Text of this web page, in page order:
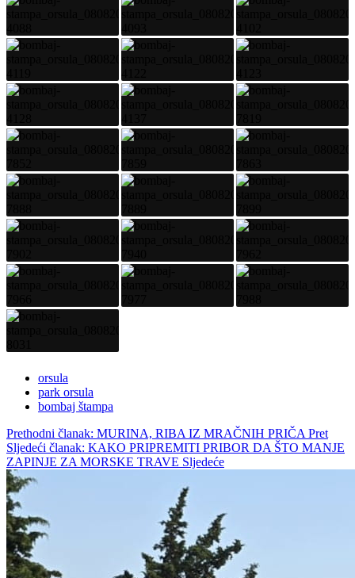
orsula
park orsula
bombaj štampa
Prethodni članak: MURINA, RIBA IZ MRAČNIH PRIČA Pret
Sljedeći članak: KAKO PRIPREMITI PRIBOR DA ŠTO MANJE
ZAPINJE ZA MORSKE TRAVE Sljedeće